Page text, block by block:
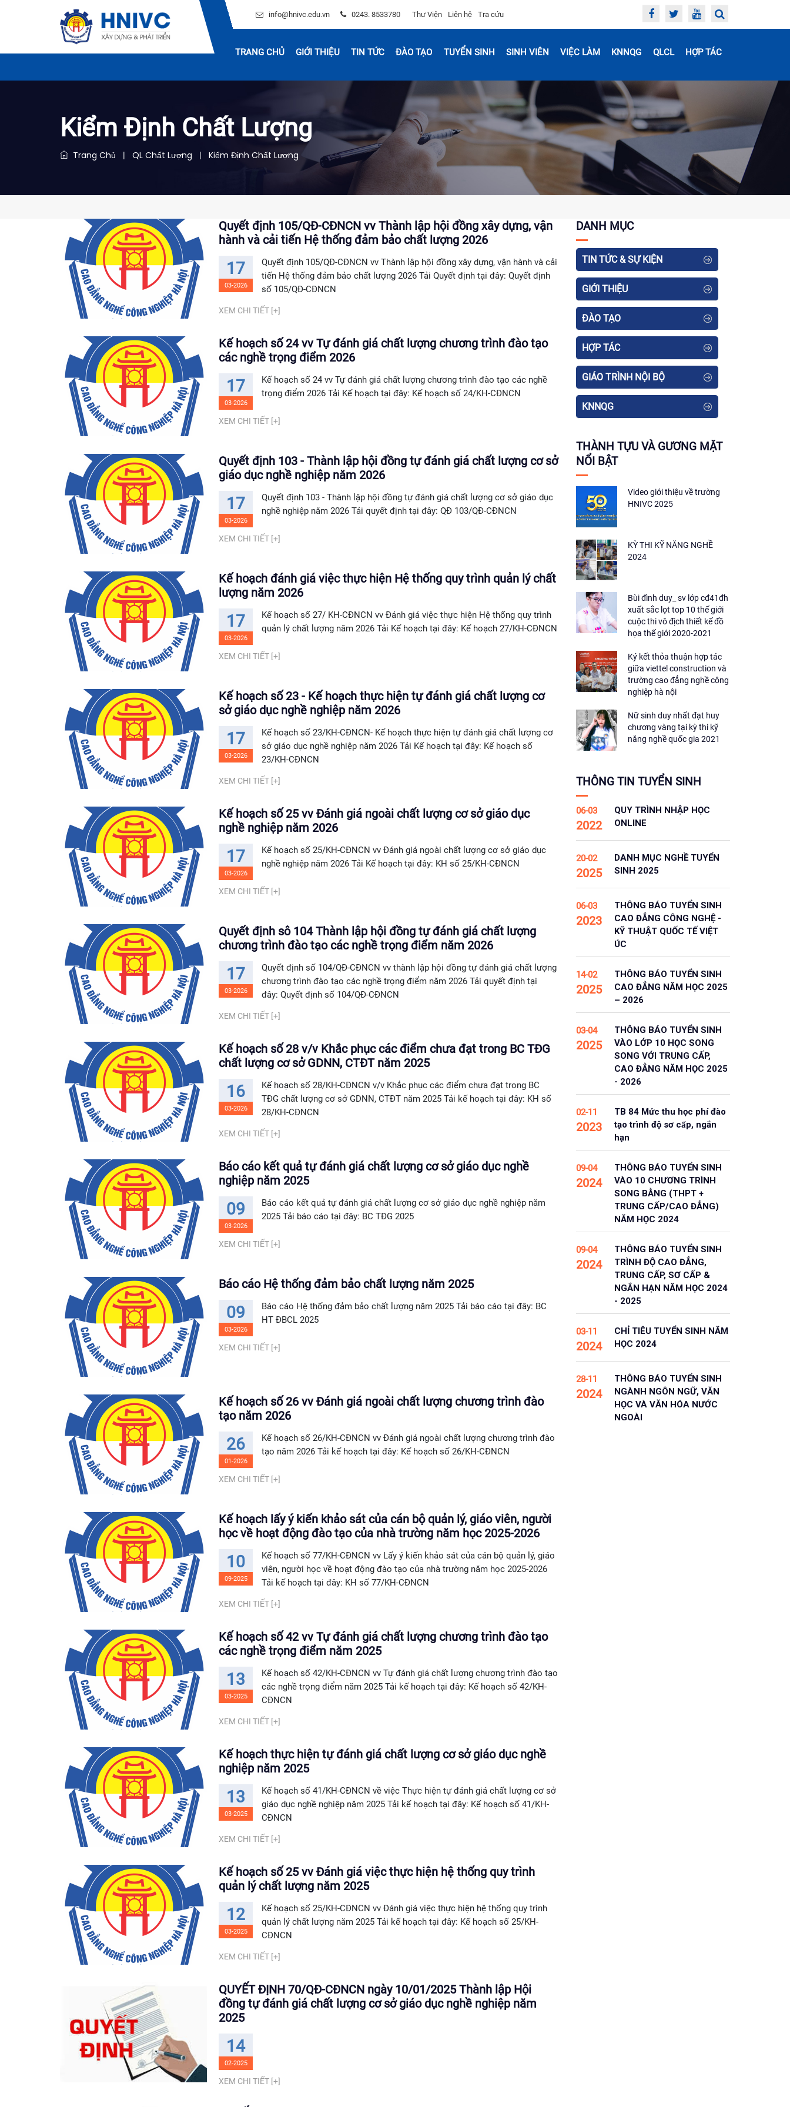
info@hnivc.edu.vn 0243. 8533780 Thư Viện Liên hệ Tra cứu
TRANG CHỦ GIỚI THIỆU TIN TỨC ĐÀO TẠO TUYỂN SINH SINH VIÊN VIỆC LÀM KNNQG QLCL HỢP TÁC
Kiểm Định Chất Lượng
Trang Chủ | QL Chất Lượng | Kiểm Định Chất Lượng
Quyết định 105/QĐ-CĐNCN vv Thành lập hội đồng xây dựng, vận
hành và cải tiến Hệ thống đảm bảo chất lượng 2026
17
03-2026
Quyết định 105/QĐ-CĐNCN vv Thành lập hội đồng xây dựng, vận hành và cải
tiến Hệ thống đảm bảo chất lượng 2026 Tải Quyết định tại đây: Quyết định
số 105/QĐ-CĐNCN
XEM CHI TIẾT [+]
Kế hoạch số 24 vv Tự đánh giá chất lượng chương trình đào tạo
các nghề trọng điểm 2026
17
03-2026
Kế hoạch số 24 vv Tự đánh giá chất lượng chương trình đào tạo các nghề
trọng điểm 2026 Tải Kế hoạch tại đây: Kế hoạch số 24/KH-CĐNCN
XEM CHI TIẾT [+]
Quyết định 103 - Thành lập hội đồng tự đánh giá chất lượng cơ sở
giáo dục nghề nghiệp năm 2026
17
03-2026
Quyết định 103 - Thành lập hội đồng tự đánh giá chất lượng cơ sở giáo dục
nghề nghiệp năm 2026 Tải quyết định tại đây: QĐ 103/QĐ-CĐNCN
XEM CHI TIẾT [+]
Kế hoạch đánh giá việc thực hiện Hệ thống quy trình quản lý chất
lượng năm 2026
17
03-2026
Kế hoạch số 27/ KH-CĐNCN vv Đánh giá việc thực hiện Hệ thống quy trình
quản lý chất lượng năm 2026 Tải Kế hoạch tại đây: Kế hoạch 27/KH-CĐNCN
XEM CHI TIẾT [+]
Kế hoạch số 23 - Kế hoạch thực hiện tự đánh giá chất lượng cơ
sở giáo dục nghề nghiệp năm 2026
17
03-2026
Kế hoạch số 23/KH-CĐNCN- Kế hoạch thực hiện tự đánh giá chất lượng cơ
sở giáo dục nghề nghiệp năm 2026 Tải Kế hoạch tại đây: Kế hoạch số
23/KH-CĐNCN
XEM CHI TIẾT [+]
Kế hoạch số 25 vv Đánh giá ngoài chất lượng cơ sở giáo dục
nghề nghiệp năm 2026
17
03-2026
Kế hoạch số 25/KH-CĐNCN vv Đánh giá ngoài chất lượng cơ sở giáo dục
nghề nghiệp năm 2026 Tải Kế hoạch tại đây: KH số 25/KH-CĐNCN
XEM CHI TIẾT [+]
Quyết định sô 104 Thành lập hội đồng tự đánh giá chất lượng
chương trình đào tạo các nghề trọng điểm năm 2026
17
03-2026
Quyết định số 104/QĐ-CĐNCN vv thành lập hội đồng tự đánh giá chất lượng
chương trình đào tạo các nghề trọng điểm năm 2026 Tải quyết định tại
đây: Quyết định số 104/QĐ-CĐNCN
XEM CHI TIẾT [+]
Kế hoạch số 28 v/v Khắc phục các điểm chưa đạt trong BC TĐG
chất lượng cơ sở GDNN, CTĐT năm 2025
16
03-2026
Kế hoạch số 28/KH-CĐNCN v/v Khắc phục các điểm chưa đạt trong BC
TĐG chất lượng cơ sở GDNN, CTĐT năm 2025 Tải kế hoạch tại đây: KH số
28/KH-CĐNCN
XEM CHI TIẾT [+]
Báo cáo kết quả tự đánh giá chất lượng cơ sở giáo dục nghề
nghiệp năm 2025
09
03-2026
Báo cáo kết quả tự đánh giá chất lượng cơ sở giáo dục nghề nghiệp năm
2025 Tải báo cáo tại đây: BC TĐG 2025
XEM CHI TIẾT [+]
Báo cáo Hệ thống đảm bảo chất lượng năm 2025
09
03-2026
Báo cáo Hệ thống đảm bảo chất lượng năm 2025 Tải báo cáo tại đây: BC
HT ĐBCL 2025
XEM CHI TIẾT [+]
Kế hoạch số 26 vv Đánh giá ngoài chất lượng chương trình đào
tạo năm 2026
26
01-2026
Kế hoạch số 26/KH-CĐNCN vv Đánh giá ngoài chất lượng chương trình đào
tạo năm 2026 Tải kế hoạch tại đây: Kế hoạch số 26/KH-CĐNCN
XEM CHI TIẾT [+]
Kế hoạch lấy ý kiến khảo sát của cán bộ quản lý, giáo viên, người
học về hoạt động đào tạo của nhà trường năm học 2025-2026
10
09-2025
Kế hoạch số 77/KH-CĐNCN vv Lấy ý kiến khảo sát của cán bộ quản lý, giáo
viên, người học về hoạt động đào tạo của nhà trường năm học 2025-2026
Tải kế hoạch tại đây: KH số 77/KH-CĐNCN
XEM CHI TIẾT [+]
Kế hoạch số 42 vv Tự đánh giá chất lượng chương trình đào tạo
các nghề trọng điểm năm 2025
13
03-2025
Kế hoạch số 42/KH-CĐNCN vv Tự đánh giá chất lượng chương trình đào tạo
các nghề trọng điểm năm 2025 Tải kế hoạch tại đây: Kế hoạch số 42/KH-
CĐNCN
XEM CHI TIẾT [+]
Kế hoạch thực hiện tự đánh giá chất lượng cơ sở giáo dục nghề
nghiệp năm 2025
13
03-2025
Kế hoạch số 41/KH-CĐNCN về việc Thực hiện tự đánh giá chất lượng cơ sở
giáo dục nghề nghiệp năm 2025 Tải kế hoạch tại đây: Kế hoạch số 41/KH-
CĐNCN
XEM CHI TIẾT [+]
Kế hoạch số 25 vv Đánh giá việc thực hiện hệ thống quy trình
quản lý chất lượng năm 2025
12
03-2025
Kế hoạch số 25/KH-CĐNCN vv Đánh giá việc thực hiện hệ thống quy trình
quản lý chất lượng năm 2025 Tải kế hoạch tại đây: Kế hoạch số 25/KH-
CĐNCN
XEM CHI TIẾT [+]
QUYẾT ĐỊNH 70/QĐ-CĐNCN ngày 10/01/2025 Thành lập Hội
đồng tự đánh giá chất lượng cơ sở giáo dục nghề nghiệp năm
2025
14
02-2025
XEM CHI TIẾT [+]
DANH MỤC
TIN TỨC & SỰ KIỆN
GIỚI THIỆU
ĐÀO TẠO
HỢP TÁC
GIÁO TRÌNH NỘI BỘ
KNNQG
THÀNH TỰU VÀ GƯƠNG MẶT
NỔI BẬT
Video giới thiệu về trường
HNIVC 2025
KỲ THI KỸ NĂNG NGHỀ
2024
Bùi đình duy_ sv lớp cđ41đh
xuất sắc lọt top 10 thế giới
cuộc thi vô địch thiết kế đồ
họa thế giới 2020-2021
Ký kết thỏa thuận hợp tác
giữa viettel construction và
trường cao đẳng nghề công
nghiệp hà nội
Nữ sinh duy nhất đạt huy
chương vàng tại kỳ thi kỹ
năng nghề quốc gia 2021
THÔNG TIN TUYỂN SINH
06-03
2022
QUY TRÌNH NHẬP HỌC
ONLINE
20-02
2025
DANH MỤC NGHỀ TUYỂN
SINH 2025
06-03
2023
THÔNG BÁO TUYỂN SINH
CAO ĐẲNG CÔNG NGHỆ -
KỸ THUẬT QUỐC TẾ VIỆT
ÚC
14-02
2025
THÔNG BÁO TUYỂN SINH
CAO ĐẲNG NĂM HỌC 2025
– 2026
03-04
2025
THÔNG BÁO TUYỂN SINH
VÀO LỚP 10 HỌC SONG
SONG VỚI TRUNG CẤP,
CAO ĐẲNG NĂM HỌC 2025
- 2026
02-11
2023
TB 84 Mức thu học phí đào
tạo trình độ sơ cấp, ngắn
hạn
09-04
2024
THÔNG BÁO TUYỂN SINH
VÀO 10 CHƯƠNG TRÌNH
SONG BẰNG (THPT +
TRUNG CẤP/CAO ĐẲNG)
NĂM HỌC 2024
09-04
2024
THÔNG BÁO TUYỂN SINH
TRÌNH ĐỘ CAO ĐẲNG,
TRUNG CẤP, SƠ CẤP &
NGẮN HẠN NĂM HỌC 2024
- 2025
03-11
2024
CHỈ TIÊU TUYỂN SINH NĂM
HỌC 2024
28-11
2024
THÔNG BÁO TUYỂN SINH
NGÀNH NGÔN NGỮ, VĂN
HỌC VÀ VĂN HÓA NƯỚC
NGOÀI